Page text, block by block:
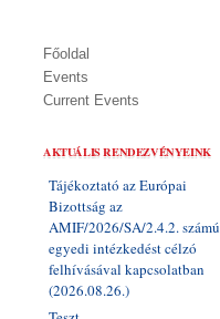
Főoldal
Events
Current Events
AKTUÁLIS RENDEZVÉNYEINK
Tájékoztató az Európai
Bizottság az
AMIF/2026/SA/2.4.2. számú
egyedi intézkedést célzó
felhívásával kapcsolatban
(2026.08.26.)